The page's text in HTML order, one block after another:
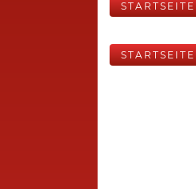
STARTSEITE
STARTSEITE